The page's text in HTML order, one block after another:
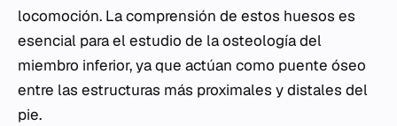
locomoción. La comprensión de estos huesos es
esencial para el estudio de la osteología del
miembro inferior, ya que actúan como puente óseo
entre las estructuras más proximales y distales del
pie.